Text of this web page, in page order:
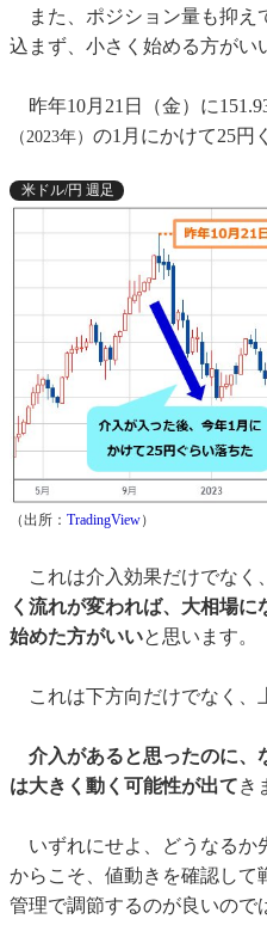
また、ポジション量も抑え
込まず、小さく始める方がい
昨年10月21日（金）に
（2023年） の1月にかけて25円
米ドル/円 週足
（出所： TradingView）
これは介入効果だけでなく
く流れが変われば、大相場に
始めた方がいいと思います。
これは下方向だけでなく、
介入があると思ったのに、
は大きく動く可能性が出てき
いずれにせよ、どうなるか
からこそ、値動きを確認して
管理で調節するのが良いので